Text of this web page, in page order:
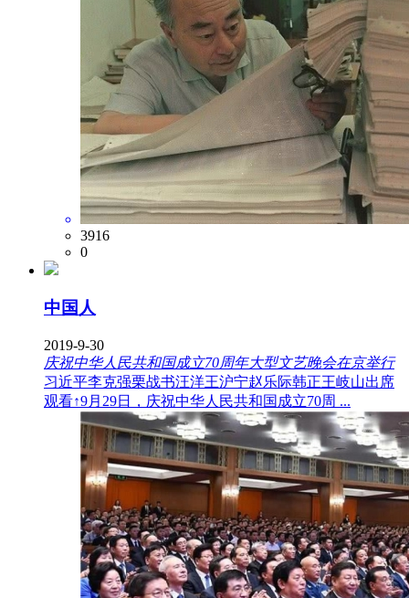
3916
0
中国人
2019-9-30
庆祝中华人民共和国成立70周年大型文艺晚会在京举行
习近平李克强栗战书汪洋王沪宁赵乐际韩正王岐山出席
观看↑9月29日，庆祝中华人民共和国成立70周 ...